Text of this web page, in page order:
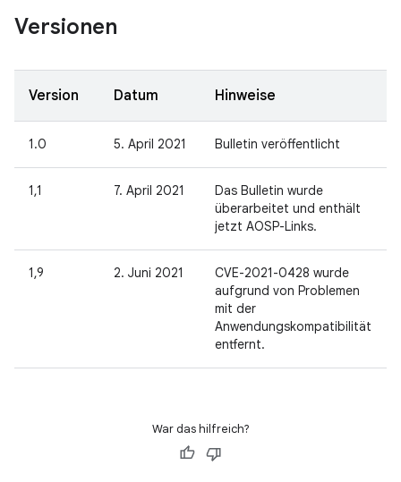
Versionen
Version Datum Hinweise
1.0 5. April 2021 Bulletin veröffentlicht
1,1 7. April 2021
Das Bulletin wurde
überarbeitet und enthält
jetzt AOSP-Links.
1,9 2. Juni 2021
CVE-2021-0428 wurde
aufgrund von Problemen
mit der
Anwendungskompatibilität
entfernt.
War das hilfreich?